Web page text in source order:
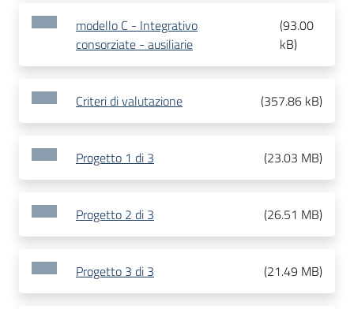
modello C - Integrativo
consorziate - ausiliarie
(93.00
kB)
Criteri di valutazione (357.86 kB)
Progetto 1 di 3 (23.03 MB)
Progetto 2 di 3 (26.51 MB)
Progetto 3 di 3 (21.49 MB)